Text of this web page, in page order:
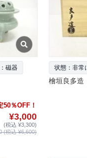
磁器
50％OFF！
¥3,000
(税込 ¥3,300)
(税込 ¥6,600)
状態：非常
檜垣良多